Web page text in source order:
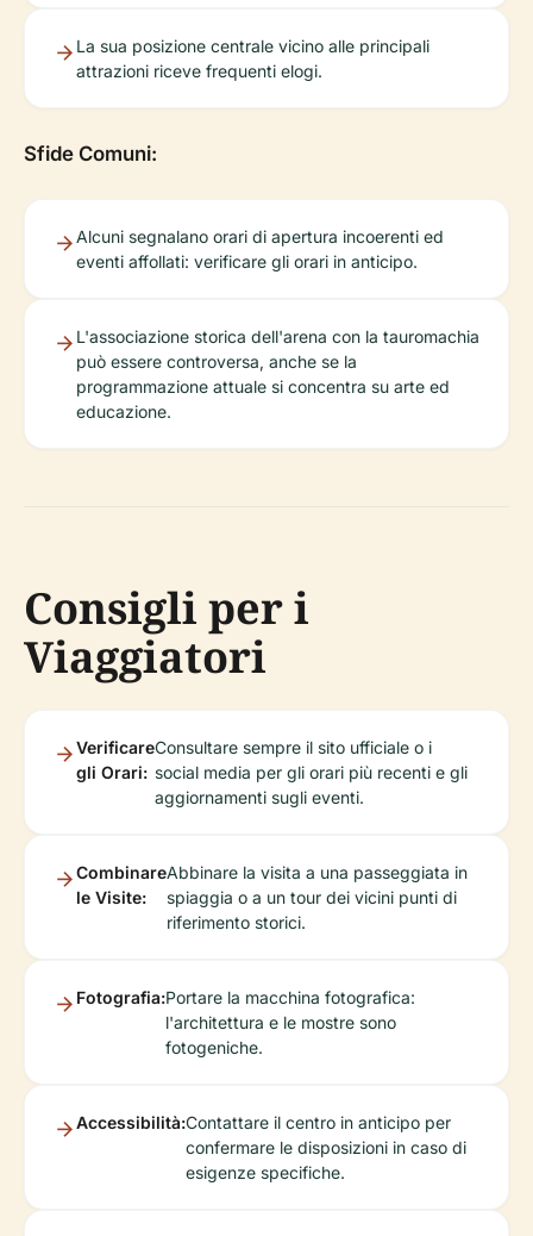
La sua posizione centrale vicino alle principali
attrazioni riceve frequenti elogi.
Sfide Comuni:
Alcuni segnalano orari di apertura incoerenti ed
eventi affollati: verificare gli orari in anticipo.
L'associazione storica dell'arena con la tauromachia
può essere controversa, anche se la
programmazione attuale si concentra su arte ed
educazione.
Consigli per i
Viaggiatori
Verificare
gli Orari:
Consultare sempre il sito ufficiale o i
social media per gli orari più recenti e gli
aggiornamenti sugli eventi.
Combinare
le Visite:
Abbinare la visita a una passeggiata in
spiaggia o a un tour dei vicini punti di
riferimento storici.
Fotografia:Portare la macchina fotografica:
l'architettura e le mostre sono
fotogeniche.
Accessibilità:Contattare il centro in anticipo per
confermare le disposizioni in caso di
esigenze specifiche.